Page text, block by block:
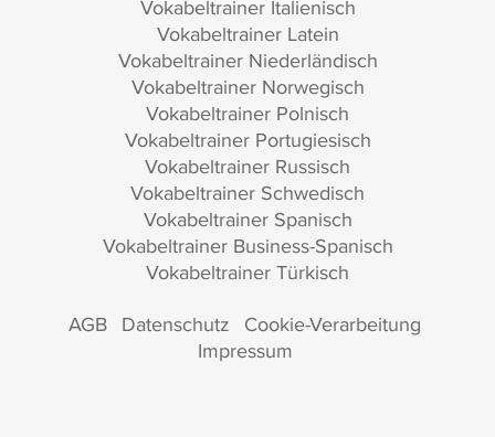
Vokabeltrainer Italienisch
Vokabeltrainer Latein
Vokabeltrainer Niederländisch
Vokabeltrainer Norwegisch
Vokabeltrainer Polnisch
Vokabeltrainer Portugiesisch
Vokabeltrainer Russisch
Vokabeltrainer Schwedisch
Vokabeltrainer Spanisch
Vokabeltrainer Business-Spanisch
Vokabeltrainer Türkisch
AGB Datenschutz Cookie-Verarbeitung
Impressum